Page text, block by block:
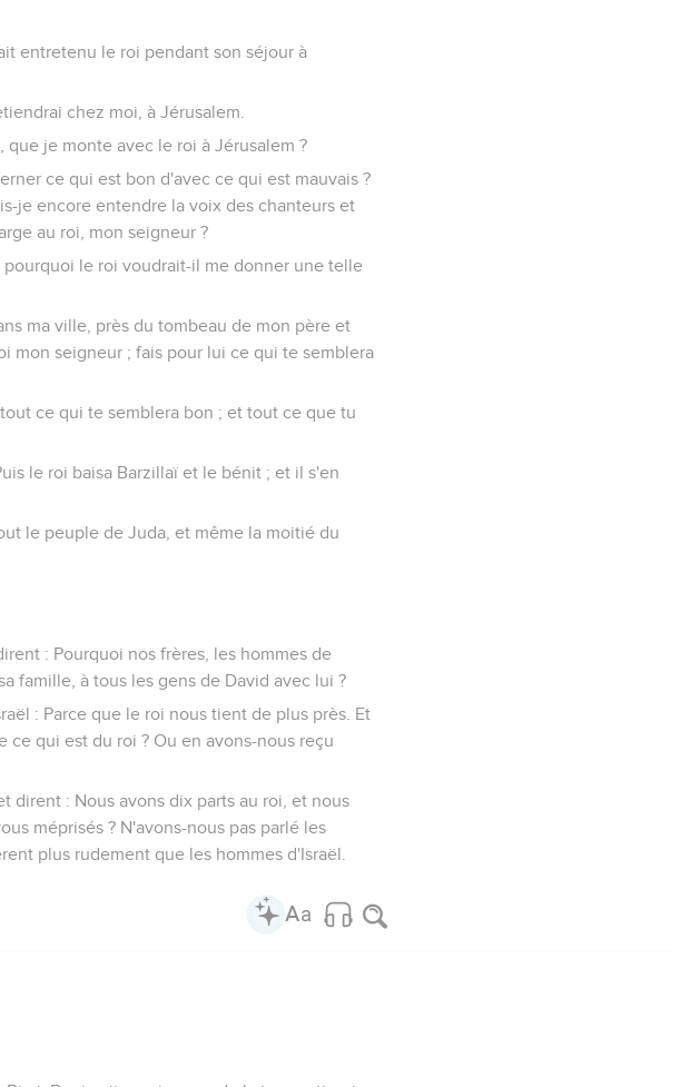
entretenu le roi pendant son séjour à
chez moi, à Jérusalem.
je monte avec le roi à Jérusalem ?
ce qui est bon d'avec ce qui est mauvais ?
je encore entendre la voix des chanteurs et
au roi, mon seigneur ?
le roi voudrait-il me donner une telle
ma ville, près du tombeau de mon père et
mon seigneur ; fais pour lui ce qui te semblera
ce qui te semblera bon ; et tout ce que tu
le roi baisa Barzillaï et le bénit ; et il s'en
le peuple de Juda, et même la moitié du
: Pourquoi nos frères, les hommes de
famille, à tous les gens de David avec lui ?
: Parce que le roi nous tient de plus près. Et
ce qui est du roi ? Ou en avons-nous reçu
dirent : Nous avons dix parts au roi, et nous
méprisés ? N'avons-nous pas parlé les
plus rudement que les hommes d'Israël.